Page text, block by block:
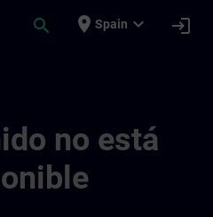
search place Spain expand_more login
no está